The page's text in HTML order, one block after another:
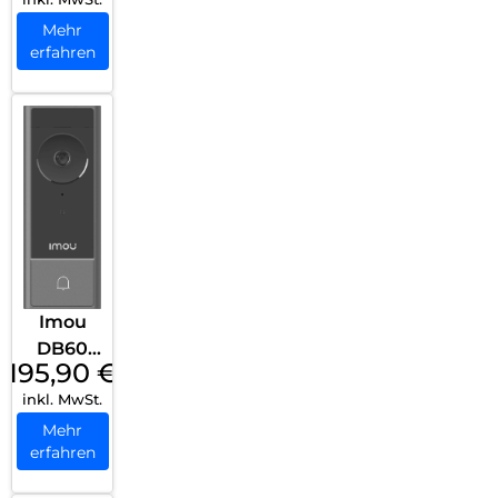
Unterpu
tz Weiß
Mehr
erfahren
Imou
DB60
Schwar
z
195,90 €
inkl. MwSt.
Mehr
erfahren